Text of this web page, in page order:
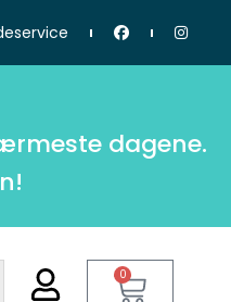
dagene.
0